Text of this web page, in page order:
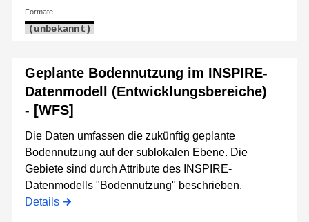
Formate:
(unbekannt)
Geplante Bodennutzung im INSPIRE-
Datenmodell (Entwicklungsbereiche)
- [WFS]
Die Daten umfassen die zukünftig geplante
Bodennutzung auf der sublokalen Ebene. Die
Gebiete sind durch Attribute des INSPIRE-
Datenmodells "Bodennutzung" beschrieben.
Details